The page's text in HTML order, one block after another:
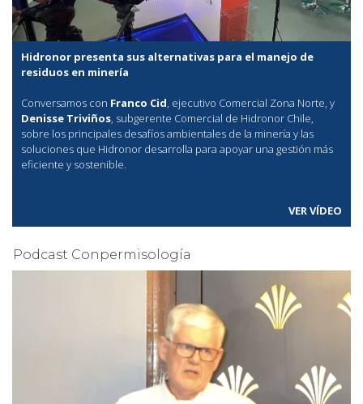
Hidronor presenta sus alternativas para el manejo de
residuos en minería
Conversamos con Franco Cid, ejecutivo Comercial Zona Norte, y
Denisse Triviños, subgerente Comercial de Hidronor Chile,
sobre los principales desafíos ambientales de la minería y las
soluciones que Hidronor desarrolla para apoyar una gestión más
eficiente y sostenible.
VER VÍDEO
Podcast Conpermisología